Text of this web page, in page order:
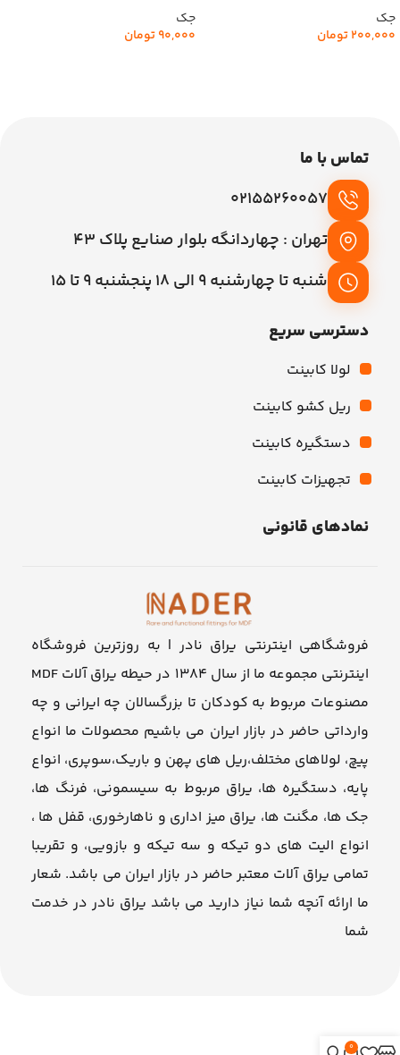
جک
200,000تومان
جک
90,000تومان
تماس با ما
02155260057
تهران : چهاردانگه بلوار صنایع پلاک 43
شنبه تا چهارشنبه 9 الی 18 پنجشنبه 9 تا 15
دسترسی سریع
لولا کابینت
ریل کشو کابینت
دستگیره کابینت
تجهیزات کابینت
نمادهای قانونی
فروشگاهی اینترنتی یراق نادر | به روزترین فروشگاه
اینترنتی مجموعه ما از سال ۱۳۸۴ در حیطه یراق آلات MDF
مصنوعات مربوط به کودکان تا بزرگسالان چه ایرانی و چه
وارداتی حاضر در بازار ایران می باشیم محصولات ما انواع
پیچ، لولاهای مختلف،ریل های پهن و باریک،سوپری، انواع
پایه، دستگیره ها، یراق مربوط به سیسمونی، فرنگ ها،
جک ها، مگنت ها، یراق میز اداری و ناهارخوری، قفل ها ،
انواع الیت های دو تیکه و سه تیکه و بازویی، و تقریبا
تمامی یراق آلات معتبر حاضر در بازار ایران می باشد. شعار
ما ارائه آنچه شما نیاز دارید می باشد یراق نادر در خدمت
شما
0